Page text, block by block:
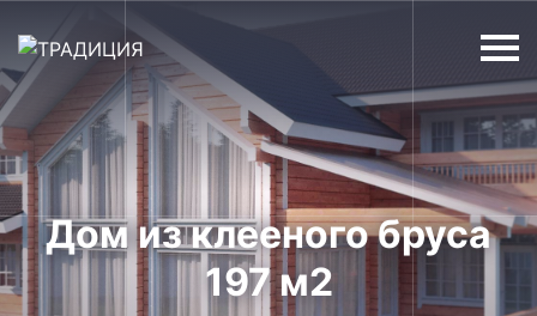
Дом из клееного бруса
197 м2